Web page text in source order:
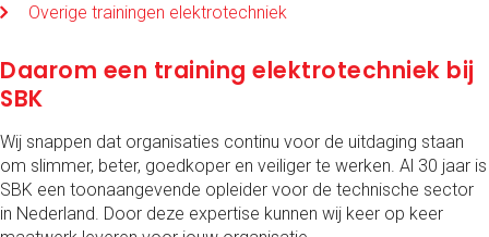
Overige trainingen elektrotechniek
Daarom een training elektrotechniek bij
SBK
Wij snappen dat organisaties continu voor de uitdaging staan
om slimmer, beter, goedkoper en veiliger te werken. Al 30 jaar is
SBK een toonaangevende opleider voor de technische sector
in Nederland. Door deze expertise kunnen wij keer op keer